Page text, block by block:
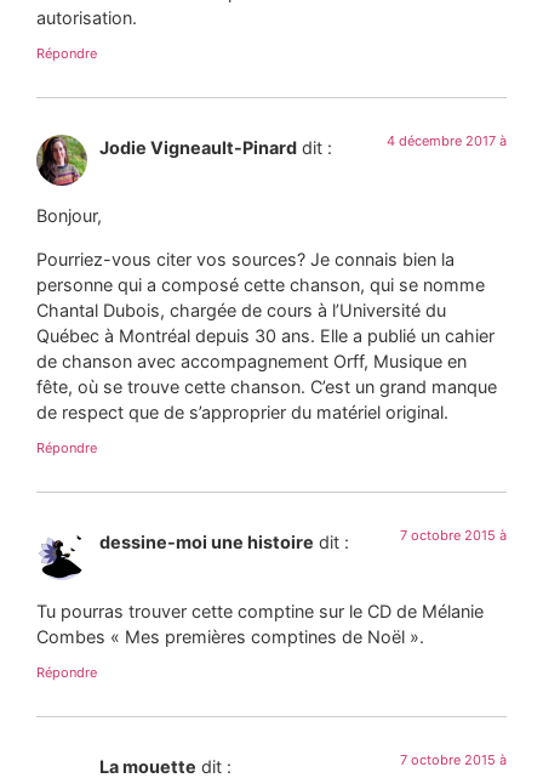
autorisation.
Répondre
Jodie Vigneault-Pinard dit : 4 décembre 2017 à
Bonjour,
Pourriez-vous citer vos sources? Je connais bien la
personne qui a composé cette chanson, qui se nomme
Chantal Dubois, chargée de cours à l’Université du
Québec à Montréal depuis 30 ans. Elle a publié un cahier
de chanson avec accompagnement Orff, Musique en
fête, où se trouve cette chanson. C’est un grand manque
de respect que de s’approprier du matériel original.
Répondre
dessine-moi une histoire dit : 7 octobre 2015 à
Tu pourras trouver cette comptine sur le CD de Mélanie
Combes « Mes premières comptines de Noël ».
Répondre
La mouette dit : 7 octobre 2015 à